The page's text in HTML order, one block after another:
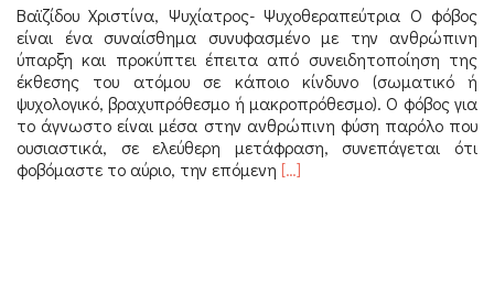
Βαϊζίδου Χριστίνα, Ψυχίατρος- Ψυχοθεραπεύτρια Ο φόβος
είναι ένα συναίσθημα συνυφασμένο με την ανθρώπινη
ύπαρξη και προκύπτει έπειτα από συνειδητοποίηση της
έκθεσης του ατόμου σε κάποιο κίνδυνο (σωματικό ή
ψυχολογικό, βραχυπρόθεσμο ή μακροπρόθεσμο). Ο φόβος για
το άγνωστο είναι μέσα στην ανθρώπινη φύση παρόλο που
ουσιαστικά, σε ελεύθερη μετάφραση, συνεπάγεται ότι
φοβόμαστε το αύριο, την επόμενη Διαβάστε
[…]